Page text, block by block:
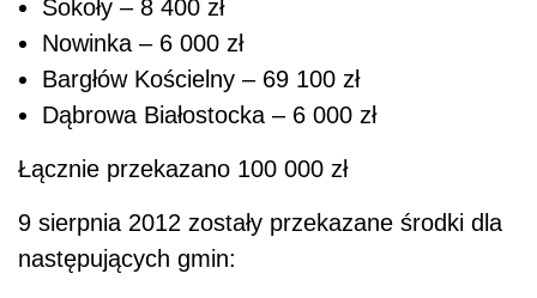
Sokoły – 8 400 zł
Nowinka – 6 000 zł
Bargłów Kościelny – 69 100 zł
Dąbrowa Białostocka – 6 000 zł
Łącznie przekazano 100 000 zł
9 sierpnia 2012 zostały przekazane środki dla
następujących gmin: